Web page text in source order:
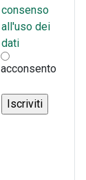
consenso
all'uso dei
dati
acconsento